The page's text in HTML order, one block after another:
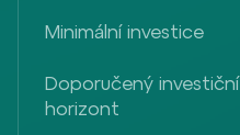
Minimální investice
Doporučený investiční
horizont